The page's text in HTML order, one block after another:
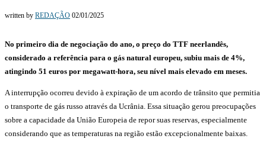
written by REDAÇÃO 02/01/2025
No primeiro dia de negociação do ano, o preço do TTF neerlandês,
considerado a referência para o gás natural europeu, subiu mais de 4%,
atingindo 51 euros por megawatt-hora, seu nível mais elevado em meses.
A interrupção ocorreu devido à expiração de um acordo de trânsito que permitia
o transporte de gás russo através da Ucrânia. Essa situação gerou preocupações
sobre a capacidade da União Europeia de repor suas reservas, especialmente
considerando que as temperaturas na região estão excepcionalmente baixas.